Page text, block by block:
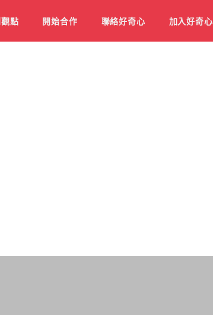
點 開始合作 聯絡好奇心 加入好奇心